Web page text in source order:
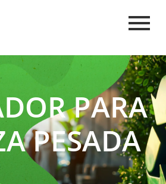
PARA
PESADA